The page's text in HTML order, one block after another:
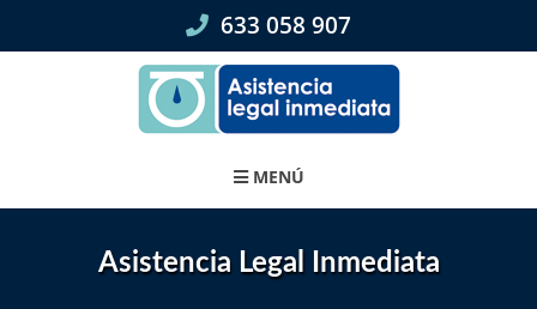
633 058 907
MENÚ
Asistencia Legal Inmediata